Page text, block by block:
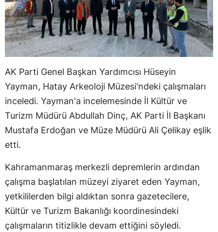
AK Parti Genel Başkan Yardımcısı Hüseyin
Yayman, Hatay Arkeoloji Müzesi'ndeki çalışmaları
inceledi. Yayman'a incelemesinde İl Kültür ve
Turizm Müdürü Abdullah Dinç, AK Parti İl Başkanı
Mustafa Erdoğan ve Müze Müdürü Ali Çelikay eşlik
etti.
Kahramanmaraş merkezli depremlerin ardından
çalışma başlatılan müzeyi ziyaret eden Yayman,
yetkililerden bilgi aldıktan sonra gazetecilere,
Kültür ve Turizm Bakanlığı koordinesindeki
çalışmaların titizlikle devam ettiğini söyledi.